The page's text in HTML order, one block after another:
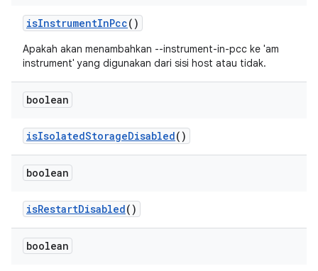
isInstrumentInPcc()
Apakah akan menambahkan --instrument-in-pcc ke 'am
instrument' yang digunakan dari sisi host atau tidak.
boolean
isIsolatedStorageDisabled()
boolean
isRestartDisabled()
boolean